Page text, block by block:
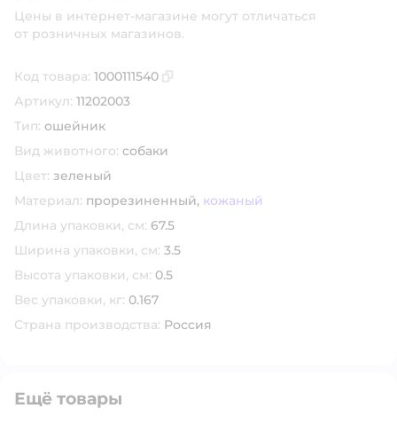
Цены в интернет-магазине могут отличаться
от розничных магазинов.
Код товара: 1000111540
Артикул: 11202003
Тип: ошейник
Вид животного: собаки
Цвет: зеленый
Материал: прорезиненный, кожаный
Длина упаковки, см: 67.5
Ширина упаковки, см: 3.5
Высота упаковки, см: 0.5
Вес упаковки, кг: 0.167
Страна производства: Россия
Ещё товары